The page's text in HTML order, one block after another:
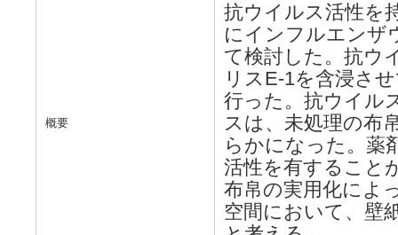
概要
抗ウイルス活性を
にインフルエンザ
て検討した。抗ウ
リスE-1を含浸さ
行った。抗ウイル
スは、未処理の布
らかになった。薬
活性を有すること
布帛の実用化によ
空間において、壁